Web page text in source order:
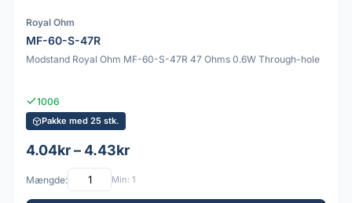
Royal Ohm
MF-60-S-47R
Modstand Royal Ohm MF-60-S-47R 47 Ohms 0.6W Through-hole
1006
Pakke med 25 stk.
4.04kr – 4.43kr
Mængde: Min: 1